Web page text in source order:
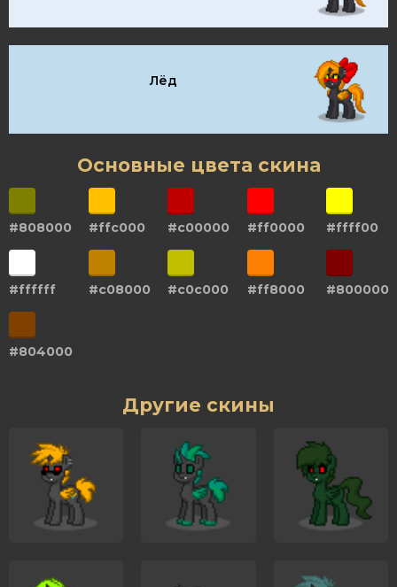
Лёд
Основные цвета скина
#808000 #ffc000 #c00000 #ff0000 #ffff00
#ffffff #c08000 #c0c000 #ff8000 #800000
#804000
Другие скины